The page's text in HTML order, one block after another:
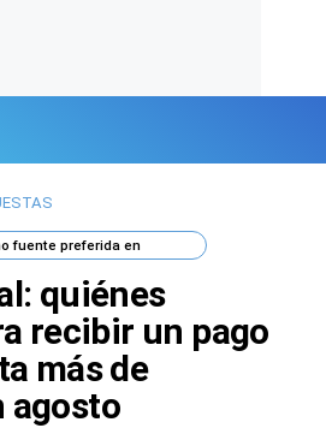
fuente preferida en
quiénes
recibir un pago
más de
agosto